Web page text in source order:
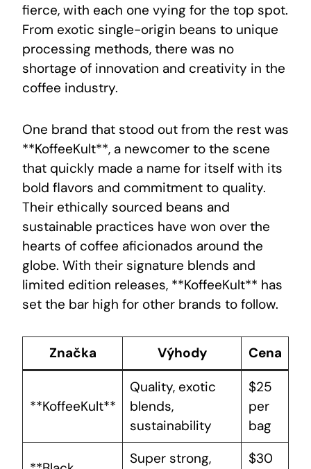
fierce, with each one vying for the top spot.
From exotic single-origin beans to unique
processing methods, there was no
shortage of innovation ​and creativity in the
coffee industry.
One brand that stood out from the rest was
**KoffeeKult**, a newcomer to the scene
that quickly made a name for itself with its
bold flavors ⁣and commitment to quality.
Their ethically ⁢sourced beans and
sustainable practices have won over the
hearts of coffee aficionados around the
globe. With‌ their signature blends ⁤and
limited edition releases, **KoffeeKult** has
set the bar high for other brands ‌to follow.
Značka Výhody Cena
**KoffeeKult**
Quality, exotic
blends,
sustainability
$25
per
bag
Super strong,
$30